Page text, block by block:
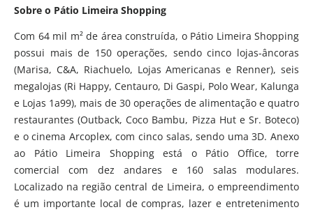
Sobre o Pátio Limeira Shopping
Com 64 mil m² de área construída, o Pátio Limeira Shopping
possui mais de 150 operações, sendo cinco lojas-âncoras
(Marisa, C&A, Riachuelo, Lojas Americanas e Renner), seis
megalojas (Ri Happy, Centauro, Di Gaspi, Polo Wear, Kalunga
e Lojas 1a99), mais de 30 operações de alimentação e quatro
restaurantes (Outback, Coco Bambu, Pizza Hut e Sr. Boteco)
e o cinema Arcoplex, com cinco salas, sendo uma 3D. Anexo
ao Pátio Limeira Shopping está o Pátio Office, torre
comercial com dez andares e 160 salas modulares.
Localizado na região central de Limeira, o empreendimento
é um importante local de compras, lazer e entretenimento